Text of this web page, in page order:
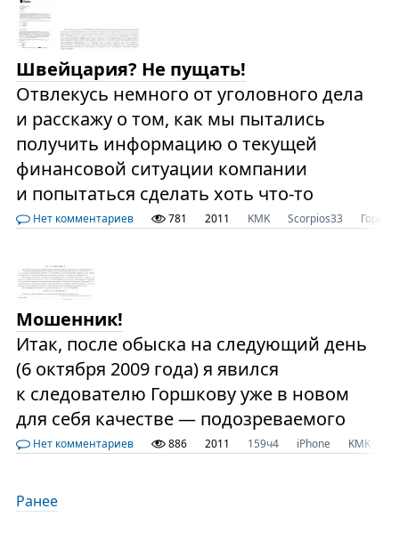
Швейцария? Не пущать!
Отвлекусь немного от уголовного дела
и расскажу о том, как мы пытались
получить информацию о текущей
финансовой ситуации компании
и попытаться сделать хоть что-то
Нет комментариев 781 2011 KMK Scorpios33
Мошенник!
Итак, после обыска на следующий день
(6 октября 2009 года) я явился
к следователю Горшкову уже в новом
для себя качестве — подозреваемого
Нет комментариев 886 2011 159ч4 iPhone KMK
Ранее